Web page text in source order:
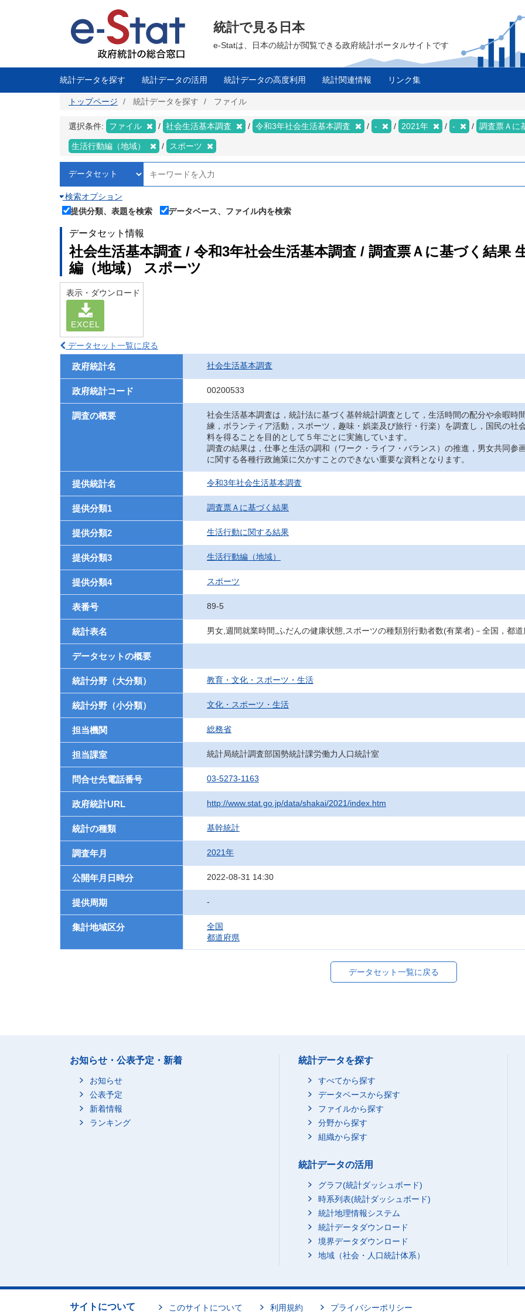
に
統計で見る日本
e-Statは、日本の統計が閲覧できる政府統計ポータルサイトです
統計データを探す 統計データの活用 統計データの高度利用 統計関連情報 リンク集
トップページ 統計データを探す ファイル
選択条件: ファイル 社会生活基本調査 令和3年社会生活基本調査 - 2021年 - 調査票Ａに
生活行動編（地域） スポーツ
検索オプション
提供分類、表題を検索
データベース、ファイル内を検索
データセット情報
社会生活基本調査 / 令和3年社会生活基本調査 / 調査票Ａに基づく結果
編（地域） スポーツ
表示・ダウンロード
EXCEL
データセット一覧に戻る
政府統計名 社会生活基本調査
政府統計コード 00200533
調査の概要
社会生活基本調査は，統計法に基づく基幹統計調査として，生活時間の配分や余暇時
練，ボランティア活動，スポーツ，趣味・娯楽及び旅行・行楽）を調査し，国民の社
料を得ることを目的として５年ごとに実施しています。
調査の結果は，仕事と生活の調和（ワーク・ライフ・バランス）の推進，男女共同参
に関する各種行政施策に欠かすことのできない重要な資料となります。
提供統計名 令和3年社会生活基本調査
提供分類1 調査票Ａに基づく結果
提供分類2 生活行動に関する結果
提供分類3 生活行動編（地域）
提供分類4 スポーツ
表番号 89-5
統計表名 男女,週間就業時間,ふだんの健康状態,スポーツの種類別行動者数(有業者)－全国，都道
データセットの概要
統計分野（大分類） 教育・文化・スポーツ・生活
統計分野（小分類） 文化・スポーツ・生活
担当機関 総務省
担当課室 統計局統計調査部国勢統計課労働力人口統計室
問合せ先電話番号 03-5273-1163
政府統計URL http://www.stat.go.jp/data/shakai/2021/index.htm
統計の種類 基幹統計
調査年月 2021年
公開年月日時分 2022-08-31 14:30
提供周期 -
集計地域区分
全国
都道府県
データセット一覧に戻る
お知らせ・公表予定・新着
お知らせ
公表予定
新着情報
ランキング
統計データを探す
すべてから探す
データベースから探す
ファイルから探す
分野から探す
組織から探す
統計データの活用
グラフ(統計ダッシュボード)
時系列表(統計ダッシュボード)
統計地理情報システム
統計データダウンロード
境界データダウンロード
地域（社会・人口統計体系）
サイトについて このサイトについて 利用規約 プライバシーポリシー